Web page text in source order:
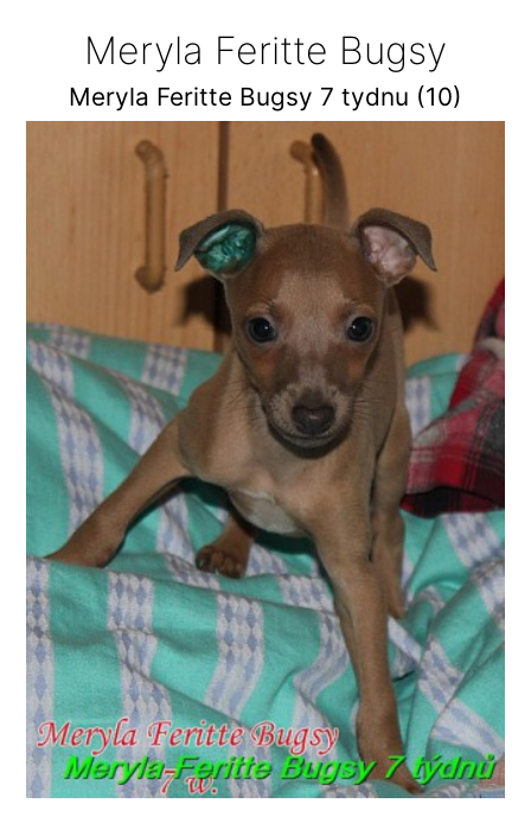
Meryla Feritte Bugsy
Meryla Feritte Bugsy 7 tydnu (10)